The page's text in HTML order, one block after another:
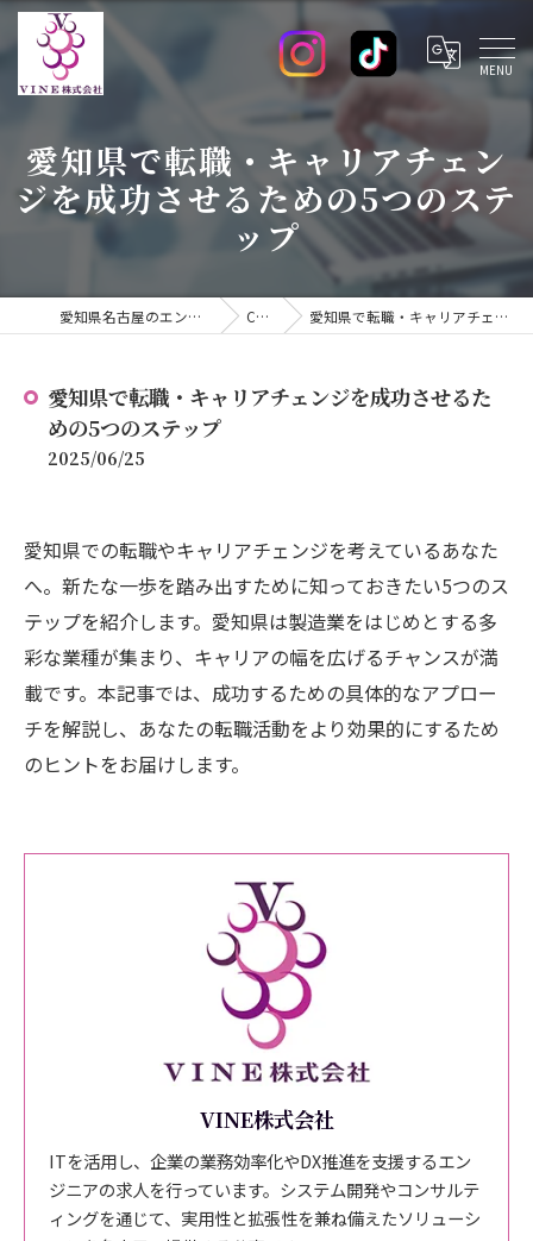
愛知県で転職・キャリアチェン
ジを成功させるための5つのステ
ップ
愛知県名古屋のエンジニアの求人ならVINE株式会社 COLUMN 愛知県で転職・キャリアチェンジを成功させるための5つのステップ
愛知県で転職・キャリアチェンジを成功させるた
めの5つのステップ
2025/06/25
愛知県での転職やキャリアチェンジを考えているあなた
へ。新たな一歩を踏み出すために知っておきたい5つのス
テップを紹介します。愛知県は製造業をはじめとする多
彩な業種が集まり、キャリアの幅を広げるチャンスが満
載です。本記事では、成功するための具体的なアプロー
チを解説し、あなたの転職活動をより効果的にするため
のヒントをお届けします。
VINE株式会社
ITを活用し、企業の業務効率化やDX推進を支援するエン
ジニアの求人を行っています。システム開発やコンサルテ
ィングを通じて、実用性と拡張性を兼ね備えたソリューシ